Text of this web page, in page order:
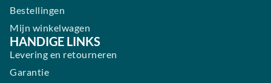
Bestellingen
Mijn winkelwagen
HANDIGE LINKS
Levering en retourneren
Garantie